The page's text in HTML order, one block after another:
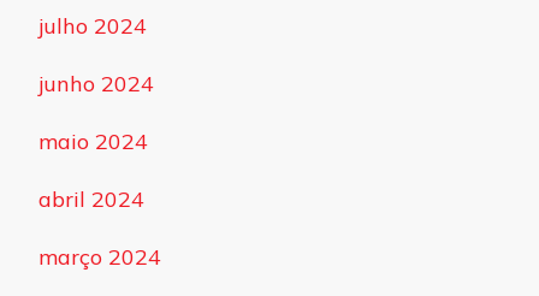
julho 2024
junho 2024
maio 2024
abril 2024
março 2024